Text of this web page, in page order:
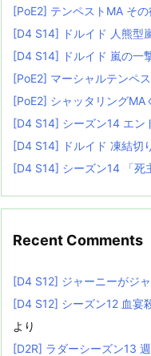
[PoE2] テンペストMA そ
[D4 S14] ドルイド 人熊型
[D4 S14] ドルイド 嵐の一
[PoE2] マーシャルテンペ
[PoE2] シャッタリングMA
[D4 S14] シーズン14 エン
[D4 S14] ドルイド 凍結切
[D4 S14] シーズン14 「死
Recent Comments
[D4 S12] ジャーニーがジ
[D4 S12] シーズン12 血宴
より
[D2R] ラダーシーズン13